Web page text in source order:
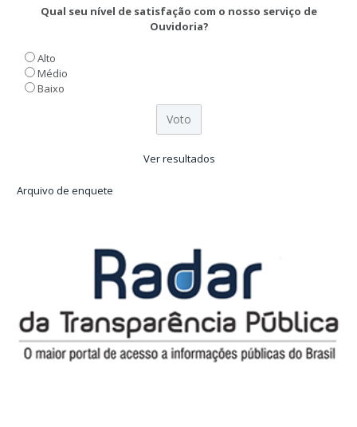
Qual seu nível de satisfação com o nosso serviço de
Ouvidoria?
Alto
Médio
Baixo
Ver resultados
Arquivo de enquete